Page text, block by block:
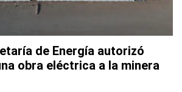
de Energía autorizó
obra eléctrica a la minera